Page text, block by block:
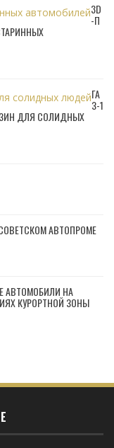
3D
-П
ГА
З-1
ДЛЯ СОЛИДНЫХ
АВТОПРОМЕ
АВТОМОБИЛИ НА
КУРОРТНОЙ ЗОНЫ